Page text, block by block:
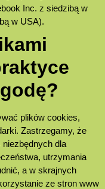
Inc. z siedzibą w
w USA).
plików cookies,
Zastrzegamy, że
niezbędnych dla
utrzymania
a w skrajnych
ze stron www